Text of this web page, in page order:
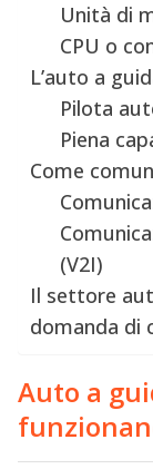
Unità di
CPU o
L’auto a
Pilota
Piena
Come
(V2I)
Il settore
domanda di
Auto a